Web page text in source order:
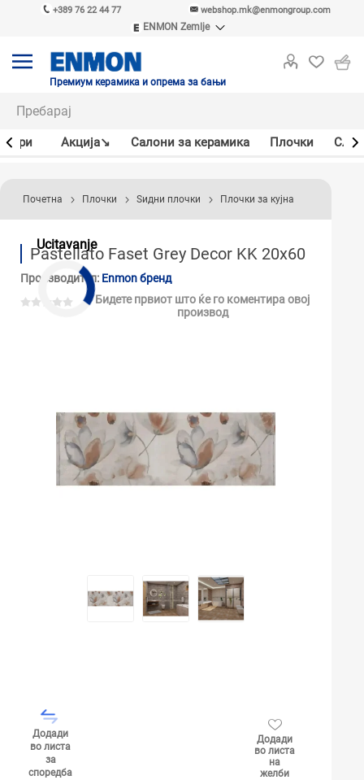
+389 76 22 44 77 webshop.mk@enmongroup.com
ENMON Zemlje
ENMON MKD
Премиум керамика и опрема за бањи
Акцијa↘ Салони за керамика Плочки
Ucitavanje
Почетна Плочки Ѕидни плочки Плочки за кујна
Pastellato Faset Grey Decor KK 20x60
Производител: Enmon бренд
Бидете првиот што ќе го коментира овој
производ
Додади
во листа
за
споредба
Додади
во листа
на
желби